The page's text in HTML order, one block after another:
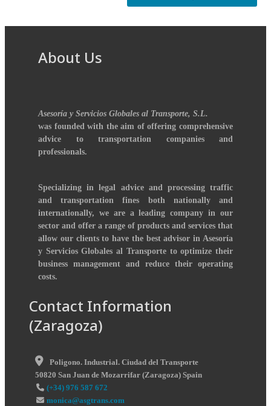
About Us
Asesoría y Servicios Globales al Transporte, S.L.
was founded with the aim of offering comprehensive
advice to transportation companies and
professionals.
Specializing in legal advice and processing traffic
and transportation fines both nationally and
internationally, we are a leading company in our
sector and offer a range of products and services that
allow our clients to have the best advisor in Asesoría
y Servicios Globales al Transporte to optimize their
business management and reduce their operating
costs.
Contact Information
(Zaragoza)
Poligono. Industrial. Ciudad del Transporte
50820 San Juan de Mozarrifar (Zaragoza) Spain
(+34) 976 587 672
monica@asgtrans.com